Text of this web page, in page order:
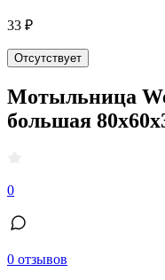
33 ₽
Отсутствует
Мотыльница
большая
0
0 отзывов